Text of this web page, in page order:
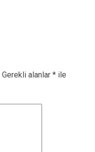
Gerekli alanlar * ile